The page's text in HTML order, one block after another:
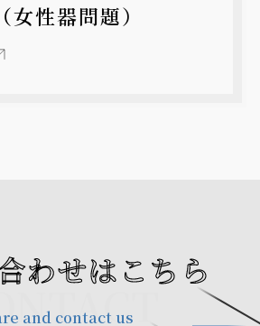
女性器問題）
わせはこちら
and contact us